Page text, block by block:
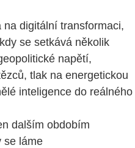
digitální transformaci,
se setkává několik
napětí,
tlak na energetickou
inteligence do reálného
dalším obdobím
se láme